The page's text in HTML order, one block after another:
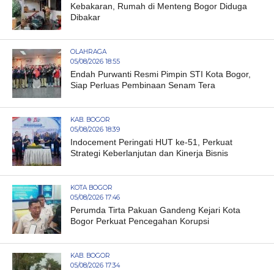
Kebakaran, Rumah di Menteng Bogor Diduga
Dibakar
OLAHRAGA
05/08/2026 18:55
Endah Purwanti Resmi Pimpin STI Kota Bogor,
Siap Perluas Pembinaan Senam Tera
KAB. BOGOR
05/08/2026 18:39
Indocement Peringati HUT ke-51, Perkuat
Strategi Keberlanjutan dan Kinerja Bisnis
KOTA BOGOR
05/08/2026 17:46
Perumda Tirta Pakuan Gandeng Kejari Kota
Bogor Perkuat Pencegahan Korupsi
KAB. BOGOR
05/08/2026 17:34